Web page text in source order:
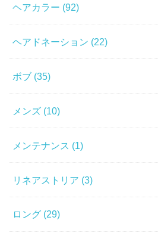
ヘアカラー (92)
ヘアドネーション (22)
ボブ (35)
メンズ (10)
メンテナンス (1)
リネアストリア (3)
ロング (29)